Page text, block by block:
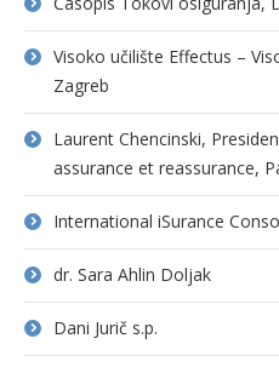
Visoko učilište Effectus –
Zagreb
Laurent Chencinski,
assurance et reassurance,
International iSurance
dr. Sara Ahlin Doljak
Dani Jurič s.p.